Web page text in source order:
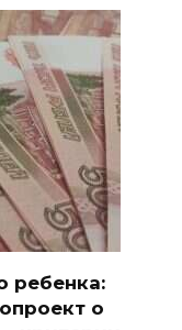
ребенка:
о